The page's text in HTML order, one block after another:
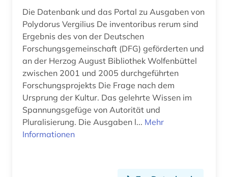
romanische sprachen und literaturen (1)
romanistik (5)
romanistin (1)
russisch (1)
rätoromanisch (4)
Die Datenbank und das Portal zu Ausgaben von
Polydorus Vergilius De inventoribus rerum sind
Ergebnis des von der Deutschen
Forschungsgemeinschaft (DFG) geförderten und
an der Herzog August Bibliothek Wolfenbüttel
zwischen 2001 und 2005 durchgeführten
Forschungsprojekts Die Frage nach dem
Ursprung der Kultur. Das gelehrte Wissen im
Spannungsgefüge von Autorität und
Pluralisierung. Die Ausgaben l... Mehr
Informationen